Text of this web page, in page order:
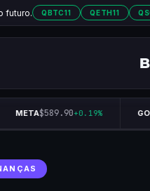
futuro. QBTC11 QETH11
META$589.90+0.19%